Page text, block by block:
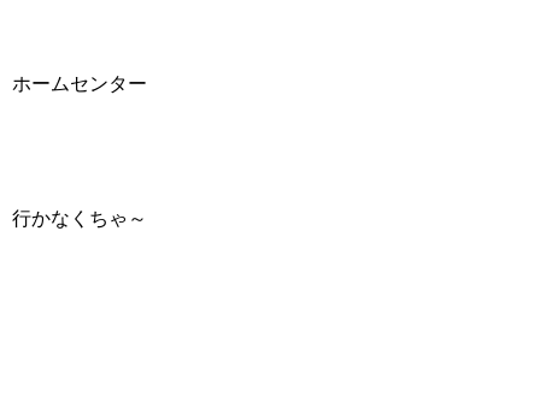
ホームセンター
行かなくちゃ～